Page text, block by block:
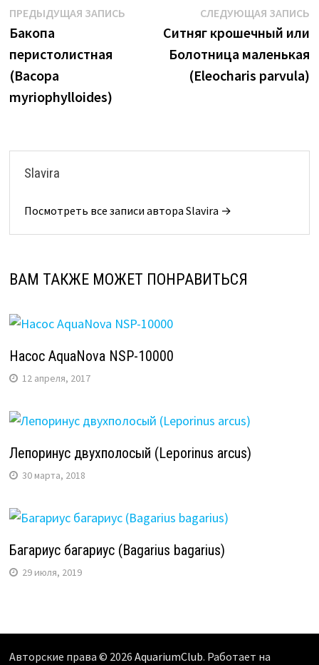
Навигация
по
записям
ПРЕДЫДУЩАЯ ЗАПИСЬПредыдущая
запись:
Бакопа
перистолистная
(Васора
myriophylloides)
СЛЕДУЮЩАЯ ЗАПИСЬ
Ситняг крошечный или
Болотница маленькая
(Eleocharis parvula)
Slavira
Посмотреть все записи автора Slavira →
ВАМ ТАКЖЕ МОЖЕТ ПОНРАВИТЬСЯ
Насос AquaNova NSP-10000
12 апреля, 2017
Лепоринус двухполосый (Leporinus arcus)
30 марта, 2018
Багариус багариус (Bagarius bagarius)
29 июля, 2019
Авторские права © 2026 AquariumClub. Работает на